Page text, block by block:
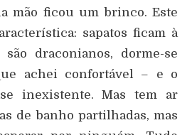
mão ficou um brinco. Este
sapatos ficam à
draconianos, dorme-se
achei confortável – e o
inexistente. Mas tem ar
de banho partilhadas, mas